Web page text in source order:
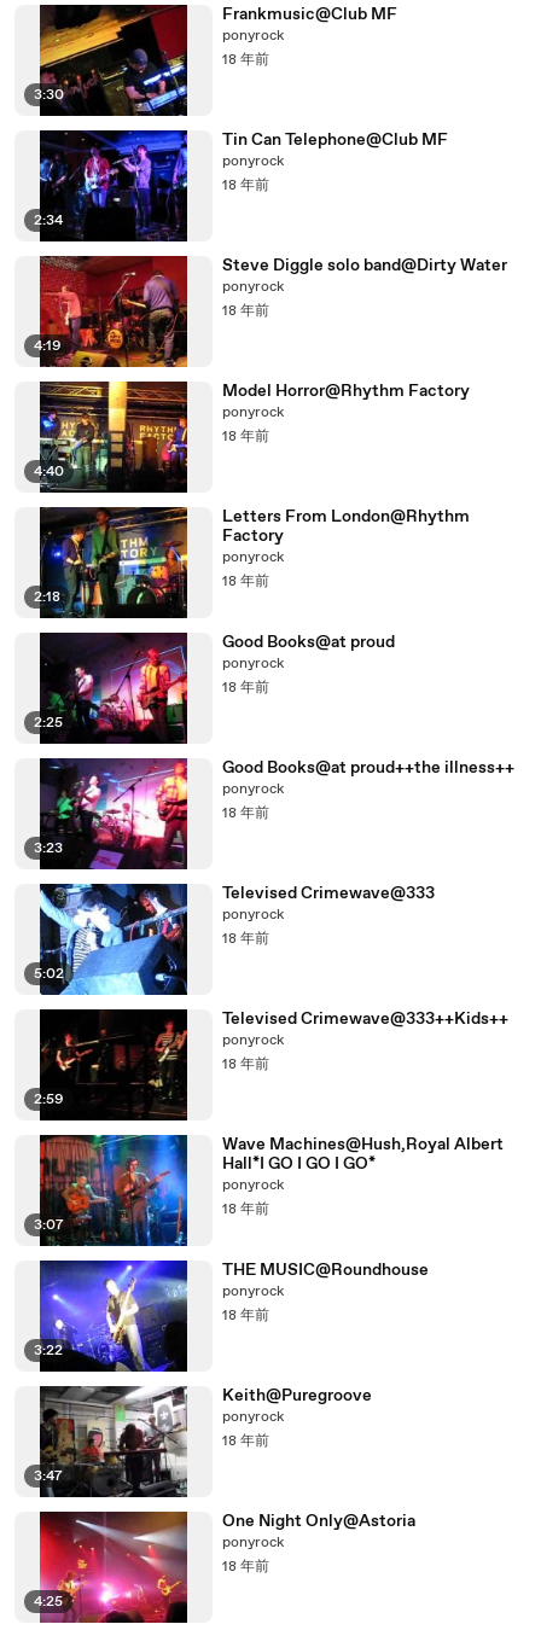
3:30
Frankmusic@Club MF
ponyrock
18 年前
2:34
Tin Can Telephone@Club MF
ponyrock
18 年前
4:19
Steve Diggle solo band@Dirty Water
ponyrock
18 年前
4:40
Model Horror@Rhythm Factory
ponyrock
18 年前
2:18
Letters From London@Rhythm
Factory
ponyrock
18 年前
2:25
Good Books@at proud
ponyrock
18 年前
3:23
Good Books@at proud++the illness++
ponyrock
18 年前
5:02
Televised Crimewave@333
ponyrock
18 年前
2:59
Televised Crimewave@333++Kids++
ponyrock
18 年前
3:07
Wave Machines@Hush,Royal Albert
Hall*I GO I GO I GO*
ponyrock
18 年前
3:22
THE MUSIC@Roundhouse
ponyrock
18 年前
3:47
Keith@Puregroove
ponyrock
18 年前
4:25
One Night Only@Astoria
ponyrock
18 年前